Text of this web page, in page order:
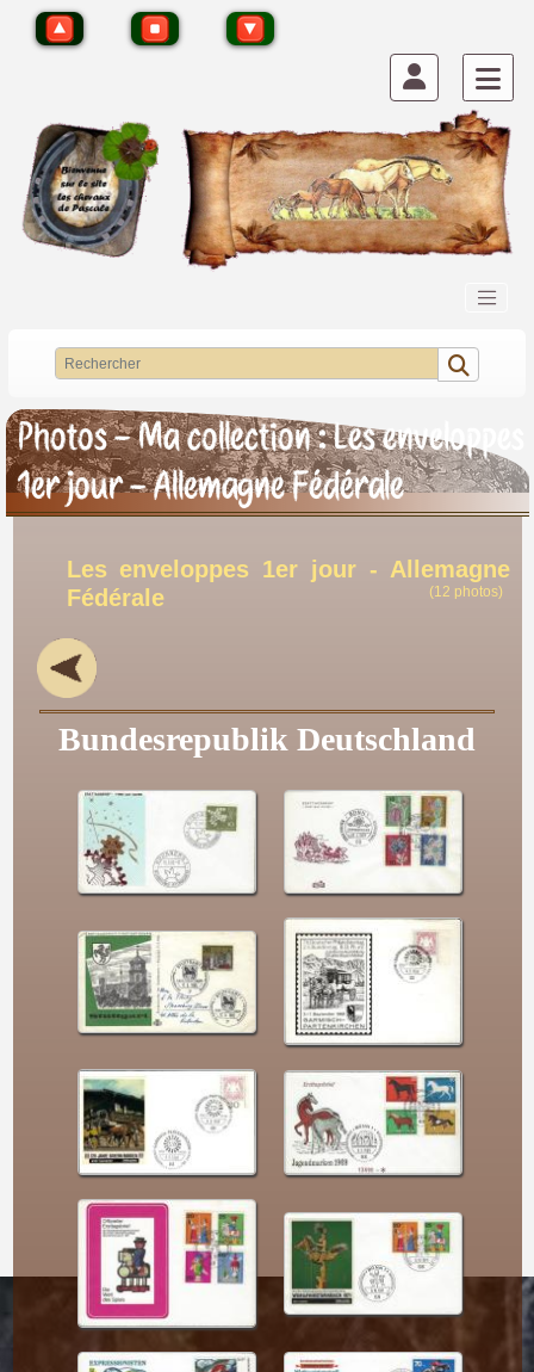
Photos - Ma collection : Les enveloppes
1er jour - Allemagne Fédérale
Les enveloppes 1er jour - Allemagne
Fédérale
(12 photos)
Bundesrepublik Deutschland